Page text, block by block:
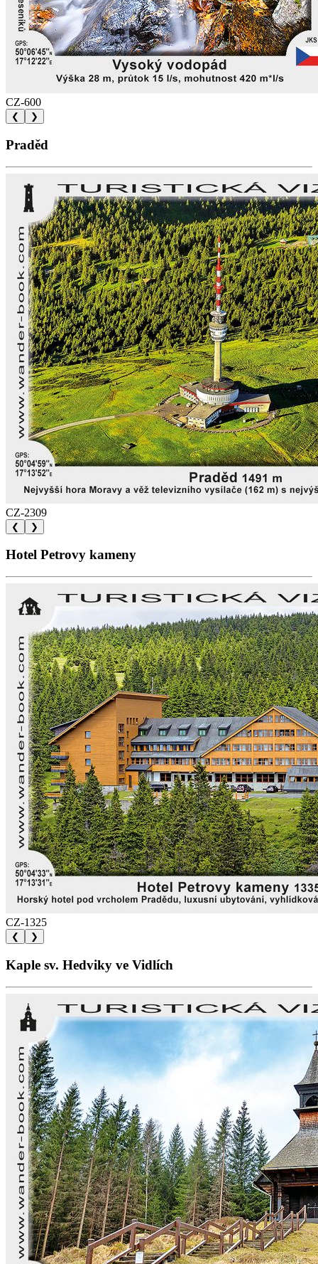
CZ-600
❮ ❯
Praděd
CZ-2309
❮ ❯
Hotel Petrovy kameny
CZ-1325
❮ ❯
Kaple sv. Hedviky ve Vidlích